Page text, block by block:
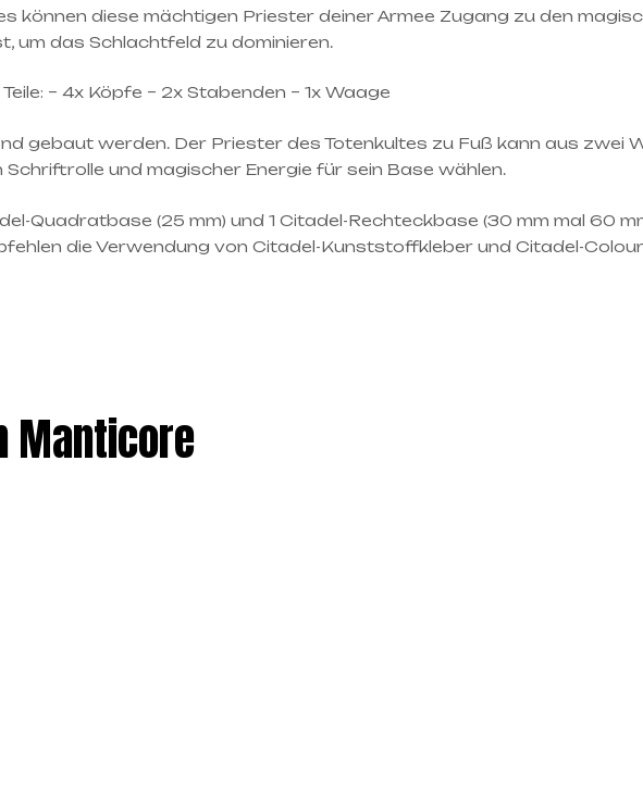
können diese mächtigen Priester deiner Armee Zugang zu den
um das Schlachtfeld zu dominieren.
– 4x Köpfe – 2x Stabenden – 1x Waage
gebaut werden. Der Priester des Totenkultes zu Fuß kann aus zwei
und magischer Energie für sein Base wählen.
Quadratbase (25 mm) und 1 Citadel-Rechteckbase (30 mm mal 60
die Verwendung von Citadel-Kunststoffkleber und Citadel-
Manticore